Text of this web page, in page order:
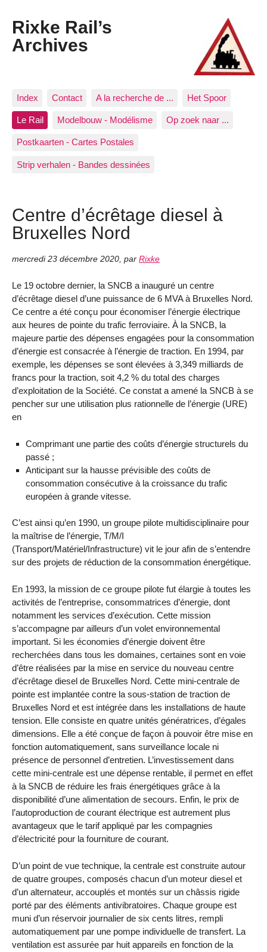
Rixke Rail’s
Archives
Index Contact A la recherche de ... Het Spoor
Le Rail Modelbouw - Modélisme Op zoek naar ...
Postkaarten - Cartes Postales
Strip verhalen - Bandes dessinées
Centre d’écrêtage diesel à
Bruxelles Nord
mercredi 23 décembre 2020, par Rixke
Le 19 octobre dernier, la SNCB a inauguré un centre
d’écrêtage diesel d’une puissance de 6 MVA à Bruxelles Nord.
Ce centre a été conçu pour économiser l’énergie électrique
aux heures de pointe du trafic ferroviaire. À la SNCB, la
majeure partie des dépenses engagées pour la consommation
d’énergie est consacrée à l’énergie de traction. En 1994, par
exemple, les dépenses se sont élevées à 3,349 milliards de
francs pour la traction, soit 4,2 % du total des charges
d’exploitation de la Société. Ce constat a amené la SNCB à se
pencher sur une utilisation plus rationnelle de l’énergie (URE)
en
Comprimant une partie des coûts d’énergie structurels du
passé ;
Anticipant sur la hausse prévisible des coûts de
consommation consécutive à la croissance du trafic
européen à grande vitesse.
C’est ainsi qu’en 1990, un groupe pilote multidisciplinaire pour
la maîtrise de l’énergie, T/M/I
(Transport/Matériel/Infrastructure) vit le jour afin de s’entendre
sur des projets de réduction de la consommation énergétique.
En 1993, la mission de ce groupe pilote fut élargie à toutes les
activités de l’entreprise, consommatrices d’énergie, dont
notamment les services d’exécution. Cette mission
s’accompagne par ailleurs d’un volet environnemental
important. Si les économies d’énergie doivent être
recherchées dans tous les domaines, certaines sont en voie
d’être réalisées par la mise en service du nouveau centre
d’écrêtage diesel de Bruxelles Nord. Cette mini-centrale de
pointe est implantée contre la sous-station de traction de
Bruxelles Nord et est intégrée dans les installations de haute
tension. Elle consiste en quatre unités génératrices, d’égales
dimensions. Elle a été conçue de façon à pouvoir être mise en
fonction automatiquement, sans surveillance locale ni
présence de personnel d’entretien. L’investissement dans
cette mini-centrale est une dépense rentable, il permet en effet
à la SNCB de réduire les frais énergétiques grâce à la
disponibilité d’une alimentation de secours. Enfin, le prix de
l’autoproduction de courant électrique est autrement plus
avantageux que le tarif appliqué par les compagnies
d’électricité pour la fourniture de courant.
D’un point de vue technique, la centrale est construite autour
de quatre groupes, composés chacun d’un moteur diesel et
d’un alternateur, accouplés et montés sur un châssis rigide
porté par des éléments antivibratoires. Chaque groupe est
muni d’un réservoir journalier de six cents litres, rempli
automatiquement par une pompe individuelle de transfert. La
ventilation est assurée par huit appareils en fonction de la